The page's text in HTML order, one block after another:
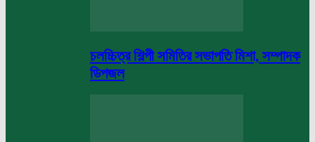
চলচ্চিত্র শিল্পী সমিতির সভাপতি মিশা, সম্পাদক
ডিপজল